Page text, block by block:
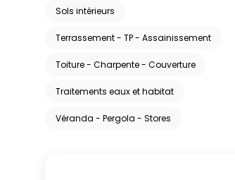
Sols intérieurs
Terrassement - TP - Assainissement
Toiture - Charpente - Couverture
Traitements eaux et habitat
Véranda - Pergola - Stores